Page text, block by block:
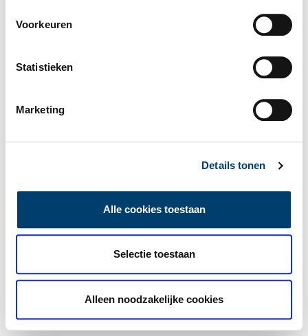
Voorkeuren
Statistieken
Marketing
Details tonen
Alle cookies toestaan
Selectie toestaan
Alleen noodzakelijke cookies